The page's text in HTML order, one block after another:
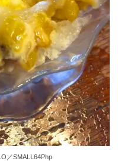
／SMALL64Php